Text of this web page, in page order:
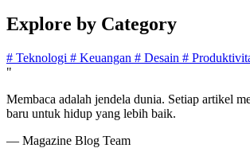
Explore by Category
# Teknologi # Keuangan # Desain #
"
Membaca adalah jendela dunia. Setiap artikel
baru untuk hidup yang lebih baik.
— Magazine Blog Team